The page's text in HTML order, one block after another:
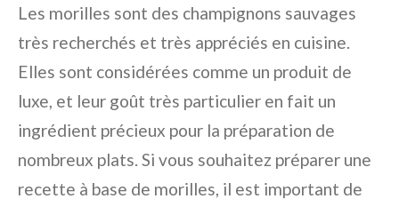
Les morilles sont des champignons sauvages
très recherchés et très appréciés en cuisine.
Elles sont considérées comme un produit de
luxe, et leur goût très particulier en fait un
ingrédient précieux pour la préparation de
nombreux plats. Si vous souhaitez préparer une
recette à base de morilles, il est important de